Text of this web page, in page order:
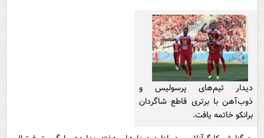
دیدار تیم‌های پرسولیس و
ذوب‌آهن با برتری قاطع شاگردان
برانکو خاتمه یافت.